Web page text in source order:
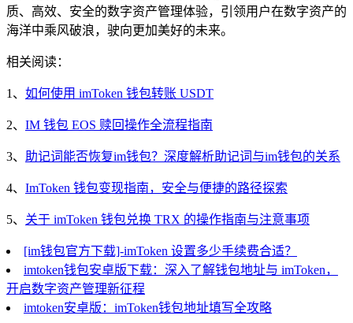
质、高效、安全的数字资产管理体验，引领用户在数字资产的
海洋中乘风破浪，驶向更加美好的未来。
相关阅读：
1、 如何使用 imToken 钱包转账 USDT
2、 IM 钱包 EOS 赎回操作全流程指南
3、 助记词能否恢复im钱包？深度解析助记词与im钱包的关系
4、 ImToken 钱包变现指南，安全与便捷的路径探索
5、 关于 imToken 钱包兑换 TRX 的操作指南与注意事项
[im钱包官方下载]-imToken 设置多少手续费合适？
imtoken钱包安卓版下载：深入了解钱包地址与 imToken，
开启数字资产管理新征程
imtoken安卓版：imToken钱包地址填写全攻略